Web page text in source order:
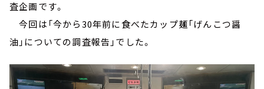
査企画です。
今回は「今から30年前に食べたカップ麺「げんこつ醤
油」についての調査報告」でした。